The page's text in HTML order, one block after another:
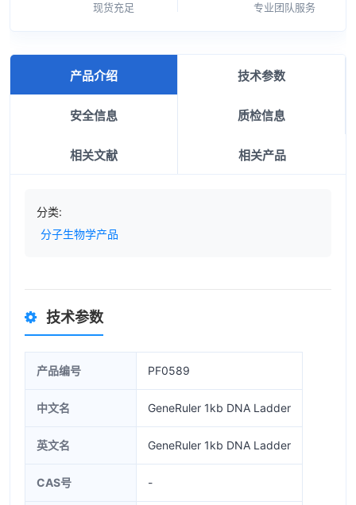
现货充足 专业团队服务
产品介绍 技术参数
安全信息 质检信息
相关文献 相关产品
分类:
分子生物学产品
技术参数
产品编号 PF0589
中文名 GeneRuler 1kb DNA Ladder
英文名 GeneRuler 1kb DNA Ladder
CAS号 -